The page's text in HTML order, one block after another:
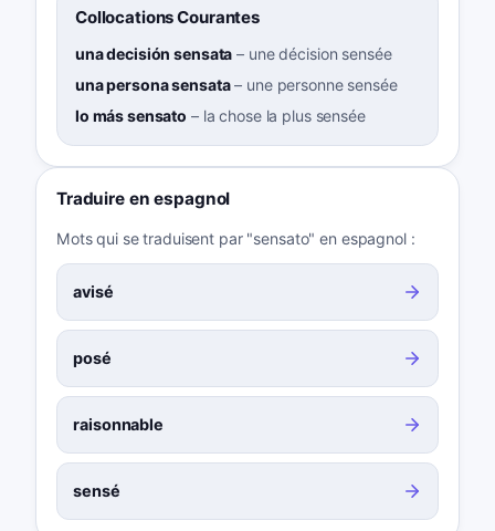
Collocations Courantes
una decisión sensata – une décision sensée
una persona sensata– une personne sensée
lo más sensato – la chose la plus sensée
Traduire en espagnol
Mots qui se traduisent par "sensato" en espagnol :
avisé
posé
raisonnable
sensé